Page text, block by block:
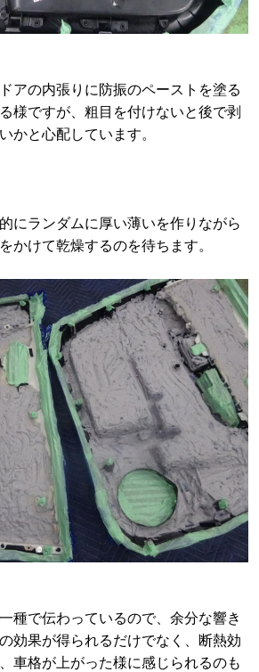
アの内張りに防振のペーストを塗る
様ですが、粗目を付けないと後で剥
かと心配しています。
にランダムに厚い薄いを作りながら
かけて乾燥するのを待ちます。
種で伝わっているので、余分な響き
効果が得られるだけでなく、断熱効
車格が上がった様に感じられるのも